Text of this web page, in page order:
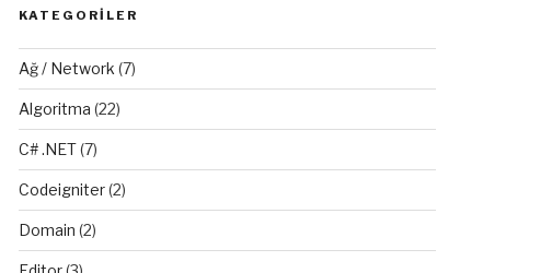
KATEGORILER
Ağ / Network (7)
Algoritma (22)
C# .NET(7)
Codeigniter(2)
Domain (2)